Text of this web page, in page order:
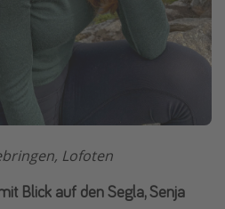
Lofoten
Blick auf den Segla, Senja